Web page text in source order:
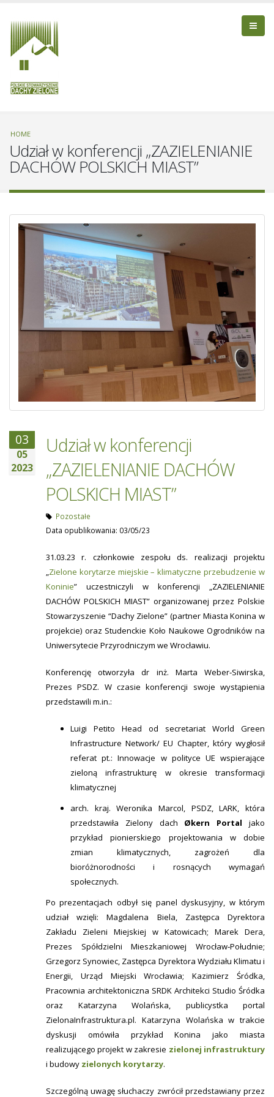
HOME
Udział w konferencji „ZAZIELENIANIE
DACHÓW POLSKICH MIAST”
03
05
2023
Udział w konferencji
„ZAZIELENIANIE DACHÓW
POLSKICH MIAST”
Pozostałe
Data opublikowania: 03/05/23
31.03.23 r. członkowie zespołu ds. realizacji projektu
„Zielone korytarze miejskie – klimatyczne przebudzenie w
Koninie” uczestniczyli w konferencji „ZAZIELENIANIE
DACHÓW POLSKICH MIAST” organizowanej przez Polskie
Stowarzyszenie “Dachy Zielone” (partner Miasta Konina w
projekcie) oraz Studenckie Koło Naukowe Ogrodników na
Uniwersytecie Przyrodniczym we Wrocławiu.
Konferencję otworzyła dr inż. Marta Weber‐Siwirska,
Prezes PSDZ. W czasie konferencji swoje wystąpienia
przedstawili m.in.:
Luigi Petito Head od secretariat World Green
Infrastructure Network/ EU Chapter, który wygłosił
referat pt.: Innowacje w polityce UE wspierające
zieloną infrastrukturę w okresie transformacji
klimatycznej
arch. kraj. Weronika Marcol, PSDZ, LARK, która
przedstawiła Zielony dach Økern Portal jako
przykład pionierskiego projektowania w dobie
zmian klimatycznych, zagrożeń dla
bioróżnorodności i rosnących wymagań
społecznych.
Po prezentacjach odbył się panel dyskusyjny, w którym
udział wzięli: Magdalena Biela, Zastępca Dyrektora
Zakładu Zieleni Miejskiej w Katowicach; Marek Dera,
Prezes Spółdzielni Mieszkaniowej Wrocław‐Południe;
Grzegorz Synowiec, Zastępca Dyrektora Wydziału Klimatu i
Energii, Urząd Miejski Wrocławia; Kazimierz Śródka,
Pracownia architektoniczna SRDK Architekci Studio Śródka
oraz Katarzyna Wolańska, publicystka portal
ZielonaInfrastruktura.pl. Katarzyna Wolańska w trakcie
dyskusji omówiła przykład Konina jako miasta
realizującego projekt w zakresie zielonej infrastruktury
i budowy zielonych korytarzy.
Szczególną uwagę słuchaczy zwrócił przedstawiany przez